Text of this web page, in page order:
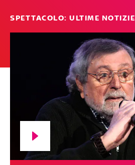
SPETTACOLO: ULTIME NOTIZIE